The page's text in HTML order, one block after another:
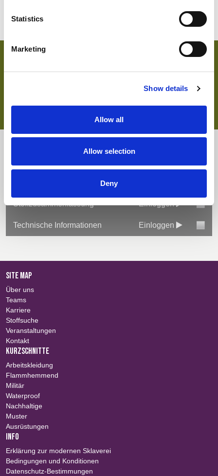
Statistics
Marketing
Show details
Allow all
Allow selection
Deny
Pflegeleichte Ausrüstung
Feuchtigkeitsregulierung
Stoffzusammenfassung Einloggen
Technische Informationen Einloggen
SITE MAP
Über uns
Teams
Karriere
Stoffsuche
Veranstaltungen
Kontakt
KURZSCHNITTE
Arbeitskleidung
Flammhemmend
Militär
Waterproof
Nachhaltige
Muster
Ausrüstungen
INFO
Erklärung zur modernen Sklaverei
Bedingungen und Konditionen
Datenschutz-Bestimmungen